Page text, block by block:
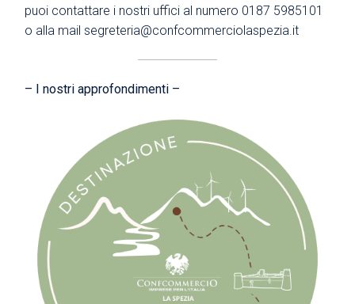
puoi contattare i nostri uffici al numero 0187 5985101
o alla mail segreteria@confcommerciolaspezia.it
– I nostri approfondimenti –